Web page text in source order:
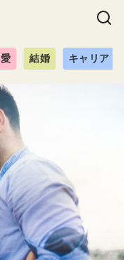
結婚 キャリア